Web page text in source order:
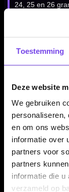
Toestemming
Deze website
We gebruiken
personaliseren,
en om ons
informatie over
partners voor
partners
informatie die u
verzameld op
24, 25 en 26
van 50.00 mm,
Compleet
set van drie
en 100 micron
een complete
Kenmerken van
✓ Originele
✓ Gemaakt van